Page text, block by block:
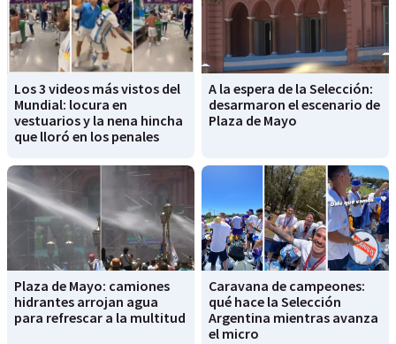
Los 3 videos más vistos del
Mundial: locura en
vestuarios y la nena hincha
que lloró en los penales
A la espera de la Selección:
desarmaron el escenario de
Plaza de Mayo
Plaza de Mayo: camiones
hidrantes arrojan agua
para refrescar a la multitud
Caravana de campeones:
qué hace la Selección
Argentina mientras avanza
el micro